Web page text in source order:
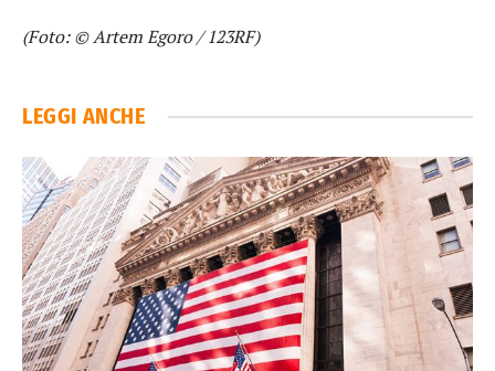
(Foto: © Artem Egoro / 123RF)
LEGGI ANCHE